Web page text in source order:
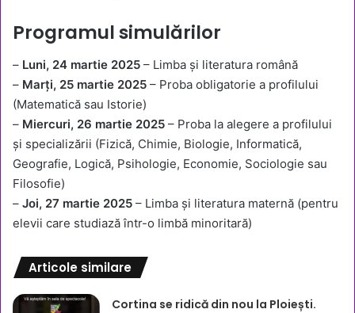
Programul simulărilor
– Luni, 24 martie 2025 – Limba și literatura română
– Marți, 25 martie 2025 – Proba obligatorie a profilului
(Matematică sau Istorie)
– Miercuri, 26 martie 2025 – Proba la alegere a profilului
și specializării (Fizică, Chimie, Biologie, Informatică,
Geografie, Logică, Psihologie, Economie, Sociologie sau
Filosofie)
– Joi, 27 martie 2025 – Limba și literatura maternă (pentru
elevii care studiază într-o limbă minoritară)
Articole similare
Cortina se ridică din nou la Ploiești.